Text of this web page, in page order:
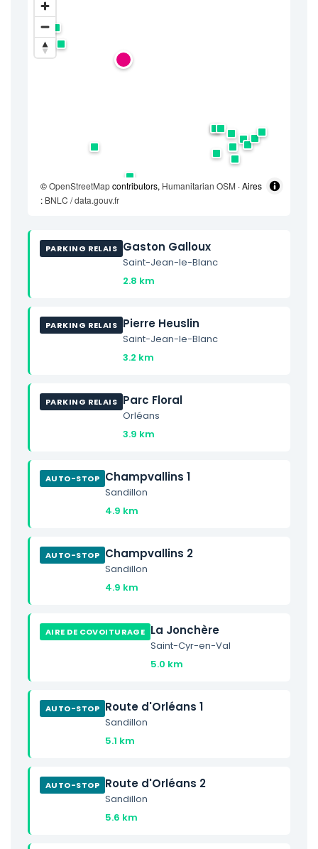
©OpenStreetMapcontributors, Humanitarian OSM · Aires
: BNLC / data.gouv.fr
PARKING RELAIS Gaston Galloux
Saint-Jean-le-Blanc
2.8 km
PARKING RELAIS Pierre Heuslin
Saint-Jean-le-Blanc
3.2 km
PARKING RELAIS Parc Floral
Orléans
3.9 km
AUTO-STOP Champvallins 1
Sandillon
4.9 km
AUTO-STOP Champvallins 2
Sandillon
4.9 km
AIRE DE COVOITURAGE La Jonchère
Saint-Cyr-en-Val
5.0 km
AUTO-STOP Route d'Orléans 1
Sandillon
5.1 km
AUTO-STOP Route d'Orléans 2
Sandillon
5.6 km